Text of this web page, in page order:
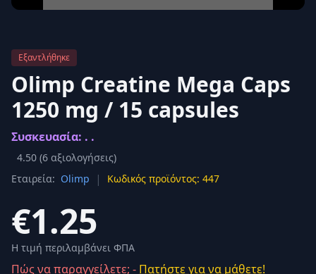
Εξαντλήθηκε
Olimp Creatine Mega Caps
1250 mg / 15 capsules
Συσκευασία: . .
4.50 (6 αξιολογήσεις)
Εταιρεία: Olimp | Κωδικός προϊόντος: 447
€1.25
Η τιμή περιλαμβάνει ΦΠΑ
Πώς να παραγγείλετε; - Πατήστε για να μάθετε!